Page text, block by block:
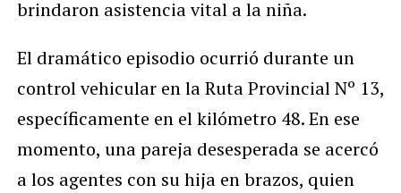
brindaron asistencia vital a la niña.
El dramático episodio ocurrió durante un
control vehicular en la Ruta Provincial Nº 13,
específicamente en el kilómetro 48. En ese
momento, una pareja desesperada se acercó
a los agentes con su hija en brazos, quien